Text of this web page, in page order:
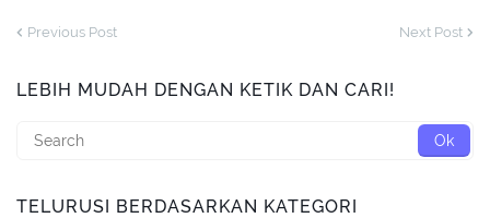
Previous Post Next Post
LEBIH MUDAH DENGAN KETIK DAN CARI!
TELURUSI BERDASARKAN KATEGORI